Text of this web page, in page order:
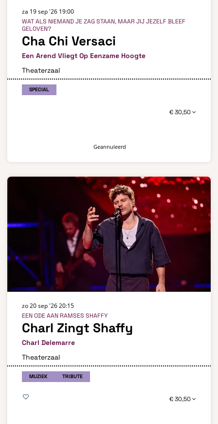
Cha Chi Versaci
Een Arend Vliegt Op Eenzame Hoogte
WAT ALS NIEMAND JE ZAG STAAN, MAAR JIJ JEZELF BLEEF
GELOVEN?
za 19 sep '26 19:00
Theaterzaal
SPECIAL
€ 30,50
Geannuleerd
Charl Zingt Shaffy
Charl Delemarre
EEN ODE AAN RAMSES SHAFFY
zo 20 sep '2620:15
Theaterzaal
MUZIEK TRIBUTE
€ 30,50